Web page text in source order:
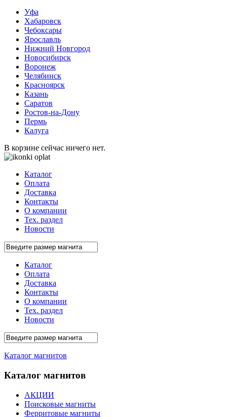
Уфа
Хабаровск
Чебоксары
Ярославль
Нижний Новгород
Новосибирск
Воронеж
Челябинск
Красноярск
Казань
Саратов
Ростов-на-Дону
Пермь
Калуга
В корзине сейчас ничего нет.
Каталог
Оплата
Доставка
Контакты
О компании
Тех. раздел
Новости
Каталог
Оплата
Доставка
Контакты
О компании
Тех. раздел
Новости
Каталог магнитов
Каталог магнитов
АКЦИИ
Поисковые магниты
Ферритовые магниты